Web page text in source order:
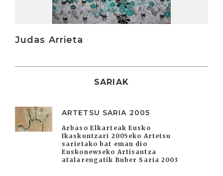
Judas Arrieta
SARIAK
ARTETSU SARIA 2005
Arbaso Elkarteak Eusko
Ikaskuntzari 2005eko Artetsu
sarietako bat eman dio
Euskonewseko Artisautza
atalarengatik Buber Saria 2003